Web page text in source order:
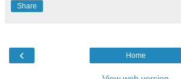
Share
‹ Home